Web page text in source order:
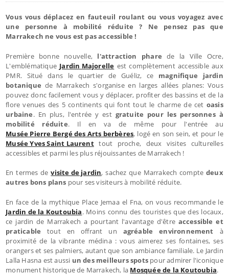
Vous vous déplacez en fauteuil roulant ou vous voyagez avec
une personne à mobilité réduite ? Ne pensez pas que
Marrakech ne vous est pas accessible !
Première bonne nouvelle, l'attraction phare de la Ville Ocre,
L'emblématique Jardin Majorelle est complètement accessible aux
PMR. Situé dans le quartier de Guéliz, ce magnifique jardin
botanique de Marrakech s'organise en larges allées planes: Vous
pouvez donc facilement vous y déplacer, profiter des bassins et de la
flore venues des 5 continents qui font tout le charme de cet oasis
urbaine. En plus, l'entrée y est gratuite pour les personnes à
mobilité réduite. Il en va de même pour l'entrée au
Musée Pierre Bergé des Arts berbères, logé en son sein, et pour le
Musée Yves Saint Laurenttout proche, deux visites culturelles
accessibles et parmi les plus réjouissantes de Marrakech !
En termes devisite de jardin, sachez que Marrakech compte deux
autres bons plans pour ses visiteurs à mobilité réduite.
En face de la mythique Place Jemaa el Fna, on vous recommande le
Jardin de la Koutoubia. Moins connu des touristes que des locaux,
ce jardin de Marrakech a pourtant l'avantage d'être accessible et
praticable tout en offrant un agréable environnement à
proximité de la vibrante médina : vous aimerez ses fontaines, ses
orangers et ses palmiers, autant que son ambiance familiale. Le Jardin
Lalla Hasna est aussi un des meilleurs spots pour admirer l'iconique
monument historique de Marrakech, la Mosquée de la Koutoubia.